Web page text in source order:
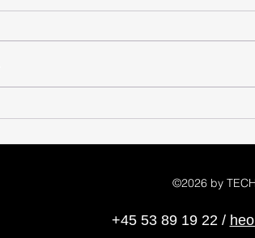
A1/A3 og A2
©2026 by
+45 53 89 19 22 /